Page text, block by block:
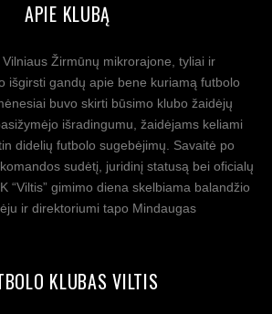
APIE KLUBĄ
Žirmūnų mikrorajone, tyliai ir
išgirsti gandų apie bene kuriamą futbolo
buvo skirti būsimo klubo žaidėjų
išradingumu, žaidėjams keliami
didelių futbolo sugebėjimų. Savaitė po
sudėtį, juridinį statusą bei oficialų
“Viltis” gimimo diena skelbiama balandžio
ir direktoriumi tapo Mindaugas
KLUBAS VILTIS